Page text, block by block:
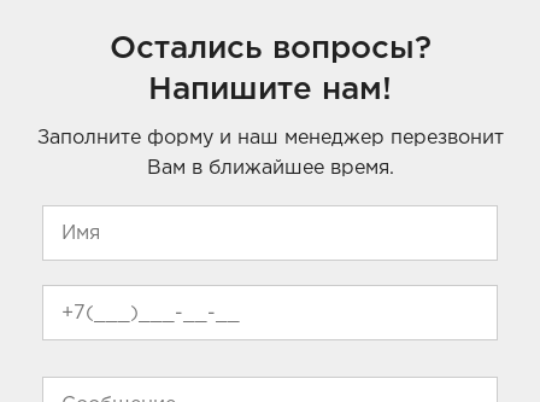
Остались вопросы?
Напишите нам!
Заполните форму и наш менеджер перезвонит
Вам в ближайшее время.